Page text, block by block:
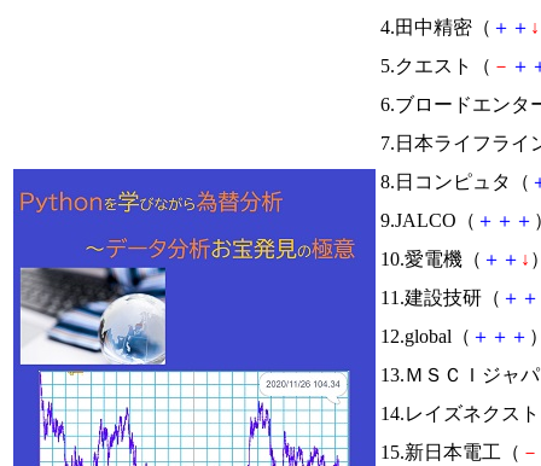
4.田中精密（ ＋ ＋ ↓
5.クエスト（ － ＋
6.ブロードエンタ
7.日本ライフライ
8.日コンピュタ（
9.JALCO（ ＋ ＋ ＋
10.愛電機（ ＋ ＋ ↓
11.建設技研（ ＋ ＋
12.global（ ＋ ＋ ＋
13.ＭＳＣＩジャ
14.レイズネクス
15.新日本電工（ －